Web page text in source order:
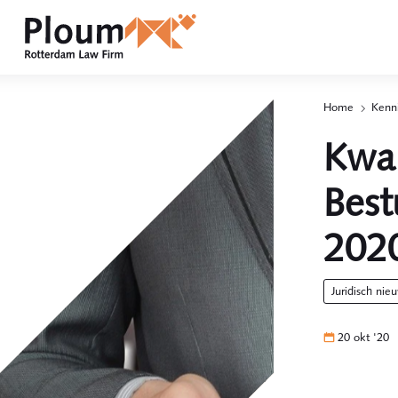
p
2
Home
juridisch
20 okt '20